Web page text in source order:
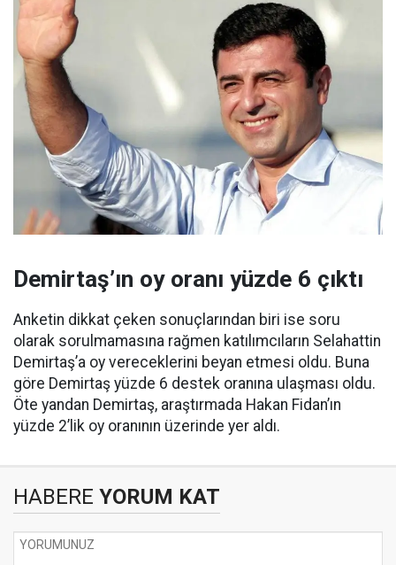
Demirtaş’ın oy oranı yüzde 6 çıktı
Anketin dikkat çeken sonuçlarından biri ise soru
olarak sorulmamasına rağmen katılımcıların Selahattin
Demirtaş’a oy vereceklerini beyan etmesi oldu. Buna
göre Demirtaş yüzde 6 destek oranına ulaşması oldu.
Öte yandan Demirtaş, araştırmada Hakan Fidan’ın
yüzde 2’lik oy oranının üzerinde yer aldı.
HABERE YORUM KAT